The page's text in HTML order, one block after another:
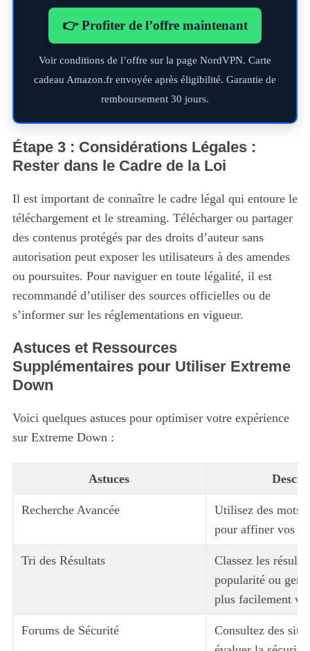
👉 Profiter de l’offre maintenant
Voir conditions de l’offre sur la page NordVPN. Carte
cadeau Amazon.fr envoyée après éligibilité. Garantie de
remboursement 30 jours.
Étape 3 : Considérations Légales :
Rester dans le Cadre de la Loi
Il est important de connaître le cadre légal qui entoure le
téléchargement et le streaming. Télécharger ou partager
des contenus protégés par des droits d’auteur sans
autorisation peut exposer les utilisateurs à des amendes
ou poursuites. Pour naviguer en toute légalité, il est
recommandé d’utiliser des sources officielles ou de
s’informer sur les réglementations en vigueur.
Astuces et Ressources
Supplémentaires pour Utiliser Extreme
Down
Voici quelques astuces pour optimiser votre expérience
sur Extreme Down :
Astuces
Recherche Avancée
Utilisez des mots-
pour affiner vos
Tri des Résultats
Classez les
popularité ou
plus facilement
Forums de Sécurité
Consultez des
S
a
h
o
r